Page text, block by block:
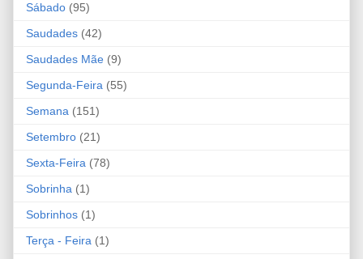
Sábado (95)
Saudades (42)
Saudades Mãe (9)
Segunda-Feira (55)
Semana (151)
Setembro (21)
Sexta-Feira (78)
Sobrinha (1)
Sobrinhos (1)
Terça - Feira (1)